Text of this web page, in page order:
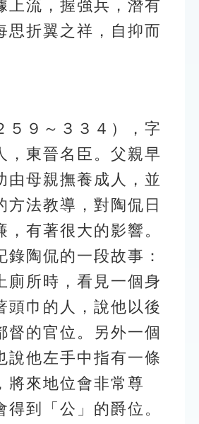
上流，握強兵，潛有
思折翼之祥，自抑而
５９～３３４），字
，東晉名臣。父親早
由母親撫養成人，並
方法教導，對陶侃日
，有著很大的影響。
錄陶侃的一段故事：
廁所時，看見一個身
頭巾的人，說他以後
督的官位。另外一個
說他左手中指有一條
將來地位會非常尊
得到「公」的爵位。